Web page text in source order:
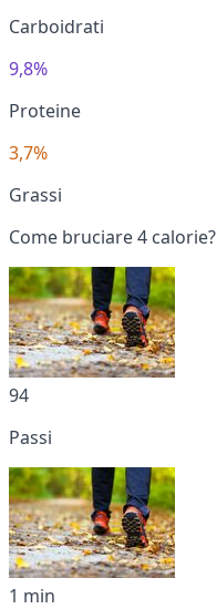
Carboidrati
9,8%
Proteine
3,7%
Grassi
Come bruciare 4 calorie?
94
Passi
1 min